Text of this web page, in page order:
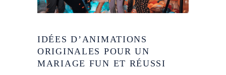
IDÉES D’ANIMATIONS
ORIGINALES POUR UN
MARIAGE FUN ET RÉUSSI